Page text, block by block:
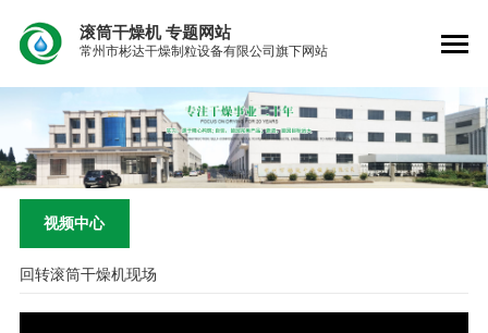
滚筒干燥机专题网站
常州市彬达干燥制粒设备有限公司旗下网站
视频中心
回转滚筒干燥机现场